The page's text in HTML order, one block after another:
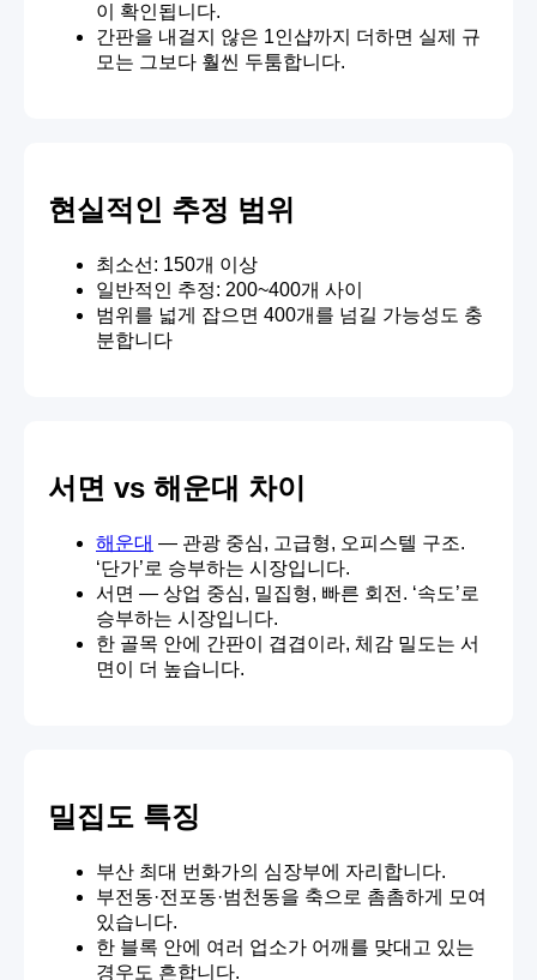
이 확인됩니다.
간판을 내걸지 않은 1인샵까지 더하면 실제 규
모는 그보다 훨씬 두툼합니다.
현실적인 추정 범위
최소선: 150개 이상
일반적인 추정: 200~400개 사이
범위를 넓게 잡으면 400개를 넘길 가능성도 충
분합니다
서면 vs 해운대 차이
해운대 — 관광 중심, 고급형, 오피스텔 구조.
‘단가’로 승부하는 시장입니다.
서면 — 상업 중심, 밀집형, 빠른 회전. ‘속도’로
승부하는 시장입니다.
한 골목 안에 간판이 겹겹이라, 체감 밀도는 서
면이 더 높습니다.
밀집도 특징
부산 최대 번화가의 심장부에 자리합니다.
부전동·전포동·범천동을 축으로 촘촘하게 모여
있습니다.
한 블록 안에 여러 업소가 어깨를 맞대고 있는
경우도 흔합니다.